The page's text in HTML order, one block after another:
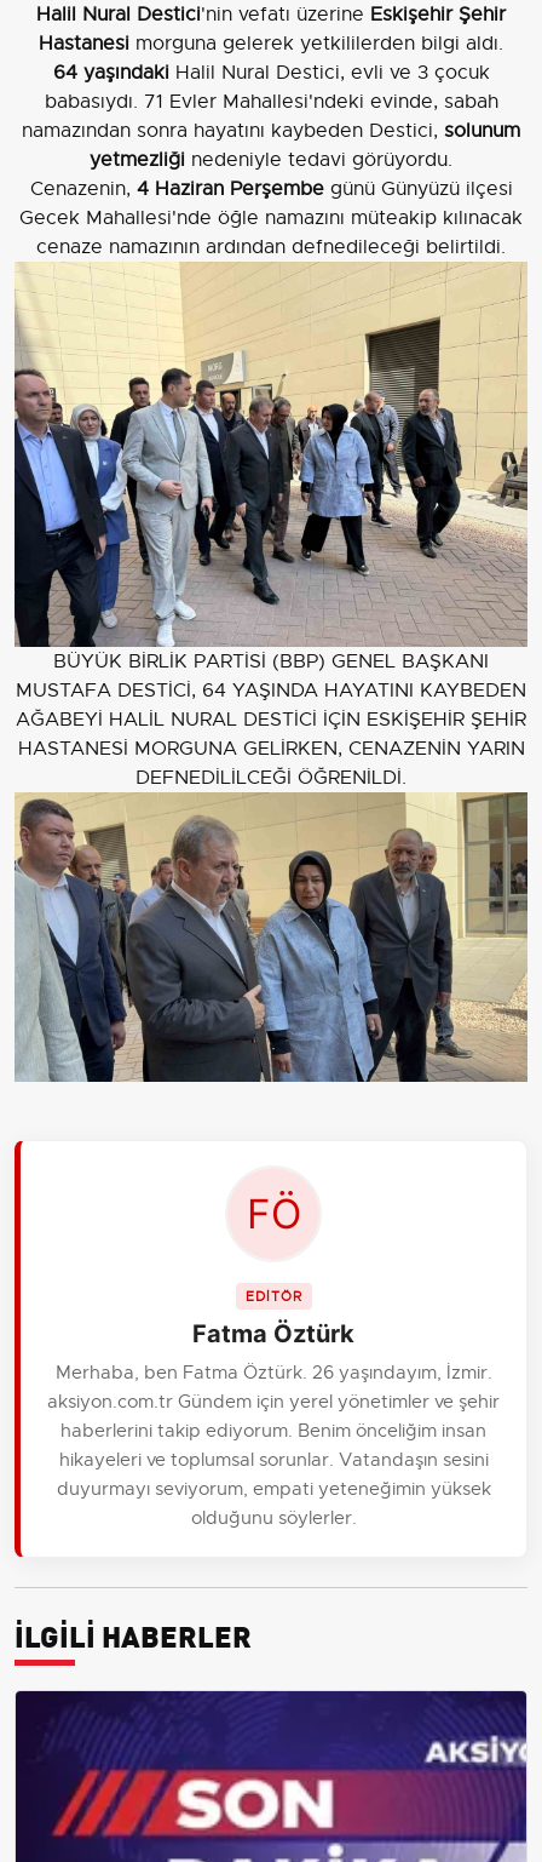
Halil Nural Destici'nin vefatı üzerine Eskişehir Şehir
Hastanesi morguna gelerek yetkililerden bilgi aldı.
64 yaşındakiHalil Nural Destici, evli ve 3 çocuk
babasıydı. 71 Evler Mahallesi'ndeki evinde, sabah
namazından sonra hayatını kaybeden Destici, solunum
yetmezliği nedeniyle tedavi görüyordu.
Cenazenin, 4 Haziran Perşembegünü Günyüzü ilçesi
Gecek Mahallesi'nde öğle namazını müteakip kılınacak
cenaze namazının ardından defnedileceği belirtildi.
BÜYÜK BİRLİK PARTİSİ (BBP) GENEL BAŞKANI
MUSTAFA DESTİCİ, 64 YAŞINDA HAYATINI KAYBEDEN
AĞABEYİ HALİL NURAL DESTİCİ İÇİN ESKİŞEHİR ŞEHİR
HASTANESİ MORGUNA GELİRKEN, CENAZENİN YARIN
DEFNEDİLİLCEĞİ ÖĞRENİLDİ.
EDİTÖR
Fatma Öztürk
Merhaba, ben Fatma Öztürk. 26 yaşındayım, İzmir.
aksiyon.com.tr Gündem için yerel yönetimler ve şehir
haberlerini takip ediyorum. Benim önceliğim insan
hikayeleri ve toplumsal sorunlar. Vatandaşın sesini
duyurmayı seviyorum, empati yeteneğimin yüksek
olduğunu söylerler.
İLGİLİ HABERLER